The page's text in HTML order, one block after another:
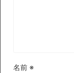
名前 ※